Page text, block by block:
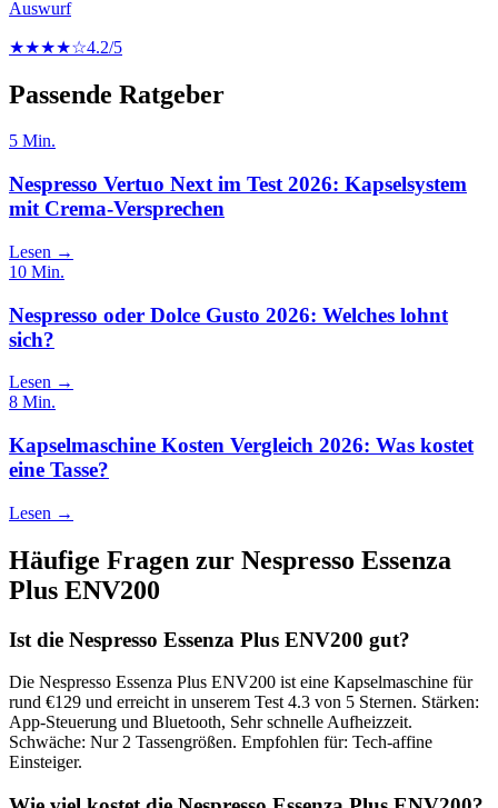
Auswurf
★★★★☆4.2/5
Passende Ratgeber
5 Min.
Nespresso Vertuo Next im Test 2026: Kapselsystem
mit Crema-Versprechen
Lesen →
10 Min.
Nespresso oder Dolce Gusto 2026: Welches lohnt
sich?
Lesen →
8 Min.
Kapselmaschine Kosten Vergleich 2026: Was kostet
eine Tasse?
Lesen →
Häufige Fragen zur Nespresso Essenza
Plus ENV200
Ist die Nespresso Essenza Plus ENV200 gut?
Die Nespresso Essenza Plus ENV200 ist eine Kapselmaschine für
rund €129 und erreicht in unserem Test 4.3 von 5 Sternen. Stärken:
App-Steuerung und Bluetooth, Sehr schnelle Aufheizzeit.
Schwäche: Nur 2 Tassengrößen. Empfohlen für: Tech-affine
Einsteiger.